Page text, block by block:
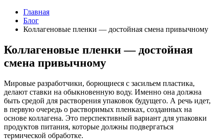
Главная
Блог
Коллагеновые пленки — достойная смена привычному
Коллагеновые пленки — достойная
смена привычному
Мировые разработчики, борющиеся с засильем пластика,
делают ставки на обыкновенную воду. Именно она должна
быть средой для растворения упаковок будущего. А речь идет,
в первую очередь о растворимых пленках, созданных на
основе коллагена. Это перспективный вариант для упаковки
продуктов питания, которые должны подвергаться
термической обработке.